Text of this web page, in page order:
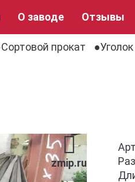
О заводе Отзывы
Сортовой прокат Уголок
zmip.ru